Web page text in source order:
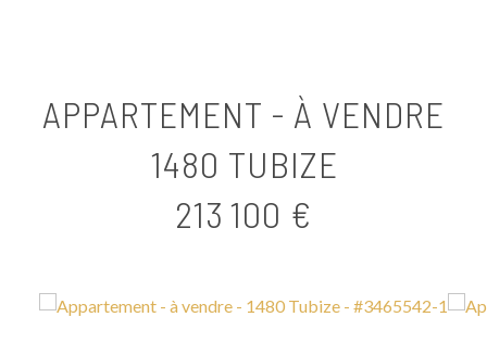
APPARTEMENT - À VENDRE
1480 TUBIZE
213 100 €